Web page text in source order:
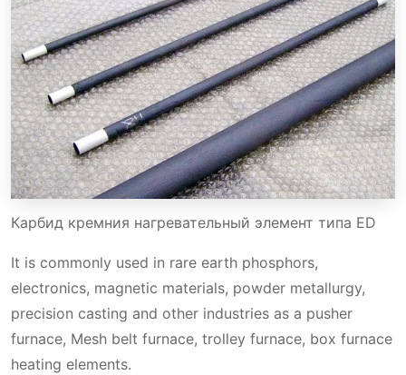
Карбид кремния нагревательный элемент типа ED
It is commonly used in rare earth phosphors,
electronics, magnetic materials, powder metallurgy,
precision casting and other industries as a pusher
furnace, Mesh belt furnace, trolley furnace, box furnace
heating elements.